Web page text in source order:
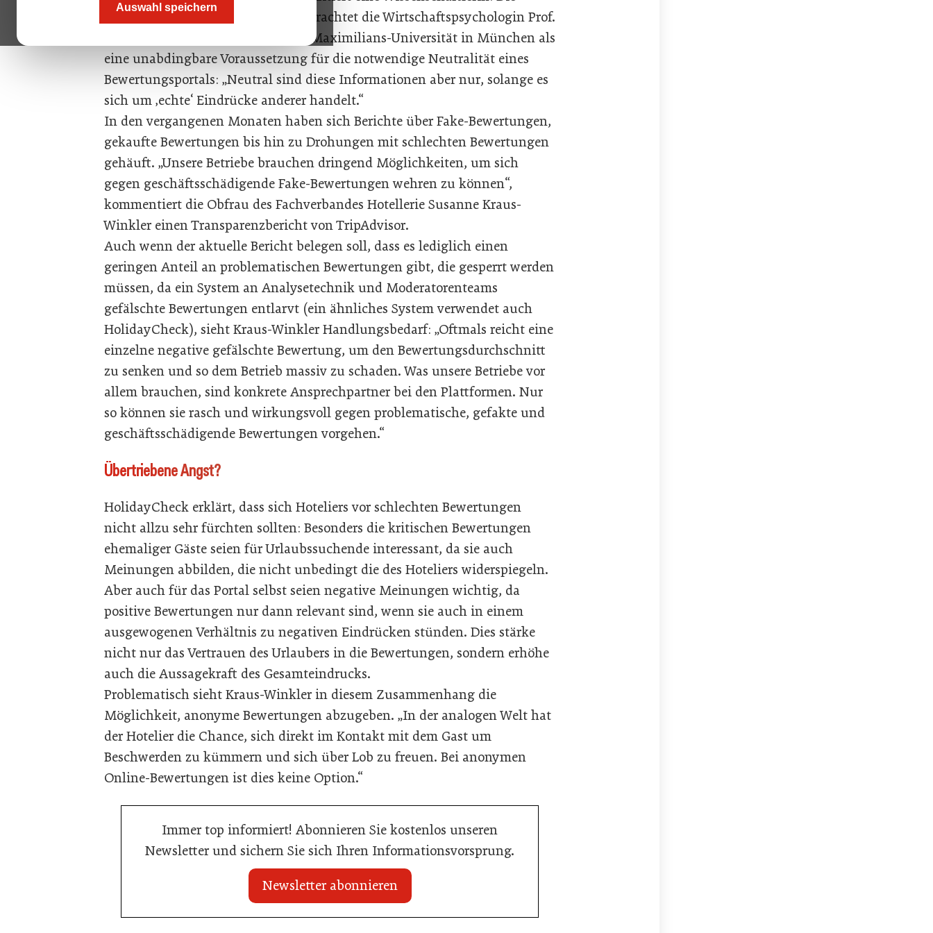
Auswahl speichern
Authentizität von Bewertungen betrachtet die Wirtschaftspsychologin Prof.
Sarah Diefenbach von der Ludwig-Maximilians-Universität in München als
eine unabdingbare Voraussetzung für die notwendige Neutralität eines
Bewertungsportals: „Neutral sind diese Informationen aber nur, solange es
sich um ‚echte‘ Eindrücke anderer handelt.“
In den vergangenen Monaten haben sich Berichte über Fake-Bewertungen,
gekaufte Bewertungen bis hin zu Drohungen mit schlechten Bewertungen
gehäuft. „Unsere Betriebe brauchen dringend Möglichkeiten, um sich
gegen geschäftsschädigende Fake-Bewertungen wehren zu können“,
kommentiert die Obfrau des Fachverbandes Hotellerie Susanne Kraus-
Winkler einen Transparenzbericht von TripAdvisor.
Auch wenn der aktuelle Bericht belegen soll, dass es lediglich einen
geringen Anteil an problematischen Bewertungen gibt, die gesperrt werden
müssen, da ein System an Analysetechnik und Moderatorenteams
gefälschte Bewertungen entlarvt (ein ähnliches System verwendet auch
HolidayCheck), sieht Kraus-Winkler Handlungsbedarf: „Oftmals reicht eine
einzelne negative gefälschte Bewertung, um den Bewertungsdurchschnitt
zu senken und so dem Betrieb massiv zu schaden. Was unsere Betriebe vor
allem brauchen, sind konkrete Ansprechpartner bei den Plattformen. Nur
so können sie rasch und wirkungsvoll gegen problematische, gefakte und
geschäftsschädigende Bewertungen vorgehen.“
Übertriebene Angst?
HolidayCheck erklärt, dass sich Hoteliers vor schlechten Bewertungen
nicht allzu sehr fürchten sollten: Besonders die kritischen Bewertungen
ehemaliger Gäste seien für Urlaubssuchende interessant, da sie auch
Meinungen abbilden, die nicht unbedingt die des Hoteliers widerspiegeln.
Aber auch für das Portal selbst seien negative Meinungen wichtig, da
positive Bewertungen nur dann relevant sind, wenn sie auch in einem
ausgewogenen Verhältnis zu negativen Eindrücken stünden. Dies stärke
nicht nur das Vertrauen des Urlaubers in die Bewertungen, sondern erhöhe
auch die Aussagekraft des Gesamteindrucks.
Problematisch sieht Kraus-Winkler in diesem Zusammenhang die
Möglichkeit, anonyme Bewertungen abzugeben. „In der analogen Welt hat
der Hotelier die Chance, sich direkt im Kontakt mit dem Gast um
Beschwerden zu kümmern und sich über Lob zu freuen. Bei anonymen
Online-Bewertungen ist dies keine Option.“
Immer top informiert! Abonnieren Sie kostenlos unseren
Newsletter und sichern Sie sich Ihren Informationsvorsprung.
Newsletter abonnieren